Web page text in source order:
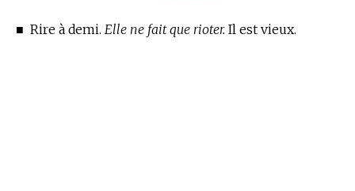
■ Rire à demi. Elle ne fait que rioter. Il est vieux.